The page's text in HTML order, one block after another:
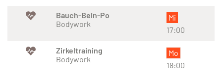
Bauch-Bein-Po
Bodywork
Mi
17:00
Zirkeltraining
Bodywork
Mo
18:00